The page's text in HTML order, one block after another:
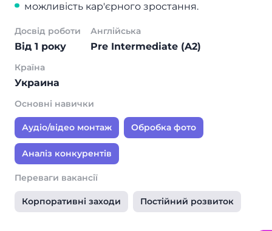
можливість кар'єрного зростання.
Досвід роботи
Від 1 року
Англійська
Pre Intermediate (A2)
Країна
Украина
Основні навички
Аудіо/відео монтаж Обробка фото
Аналіз конкурентів
Переваги вакансії
Корпоративні заходи Постійний розвиток